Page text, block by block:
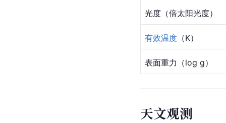
光度（倍太阳光度）
有效温度 （K）
表面重力（log g）
天文观测